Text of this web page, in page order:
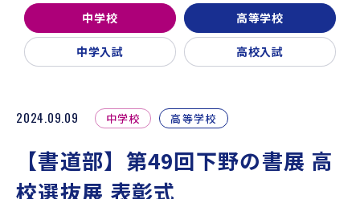
ご利用ガイド
リンク集
中学校 高等学校
中学入試 高校入試
2024.09.09 中学校 高等学校
【書道部】第49回下野の書展 高
校選抜展 表彰式